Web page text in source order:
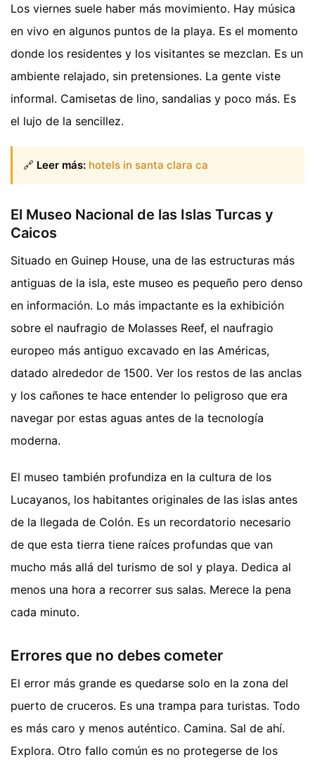
Los viernes suele haber más movimiento. Hay música
en vivo en algunos puntos de la playa. Es el momento
donde los residentes y los visitantes se mezclan. Es un
ambiente relajado, sin pretensiones. La gente viste
informal. Camisetas de lino, sandalias y poco más. Es
el lujo de la sencillez.
🔗 Leer más: hotels in santa clara ca
El Museo Nacional de las Islas Turcas y
Caicos
Situado en Guinep House, una de las estructuras más
antiguas de la isla, este museo es pequeño pero denso
en información. Lo más impactante es la exhibición
sobre el naufragio de Molasses Reef, el naufragio
europeo más antiguo excavado en las Américas,
datado alrededor de 1500. Ver los restos de las anclas
y los cañones te hace entender lo peligroso que era
navegar por estas aguas antes de la tecnología
moderna.
El museo también profundiza en la cultura de los
Lucayanos, los habitantes originales de las islas antes
de la llegada de Colón. Es un recordatorio necesario
de que esta tierra tiene raíces profundas que van
mucho más allá del turismo de sol y playa. Dedica al
menos una hora a recorrer sus salas. Merece la pena
cada minuto.
Errores que no debes cometer
El error más grande es quedarse solo en la zona del
puerto de cruceros. Es una trampa para turistas. Todo
es más caro y menos auténtico. Camina. Sal de ahí.
Explora. Otro fallo común es no protegerse de los